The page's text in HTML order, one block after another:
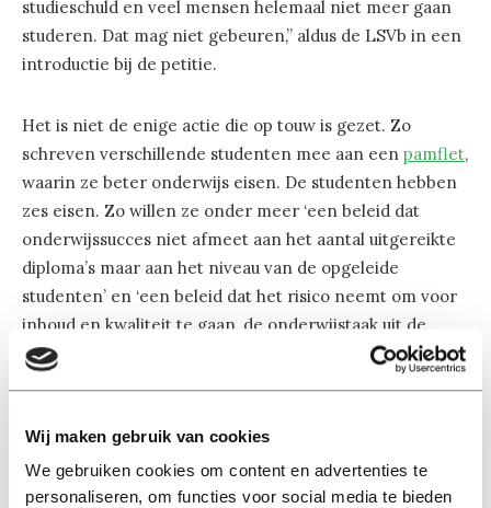
Wij maken gebruik van cookies
We gebruiken cookies om content en advertenties te
personaliseren, om functies voor social media te bieden
studieschuld en veel mensen helemaal niet meer gaan
studeren. Dat mag niet gebeuren,” aldus de LSVb in een
introductie bij de petitie.
Het is niet de enige actie die op touw is gezet. Zo
schreven verschillende studenten mee aan een pamflet,
waarin ze beter onderwijs eisen. De studenten hebben
zes eisen. Zo willen ze onder meer ‘een beleid dat
onderwijssucces niet afmeet aan het aantal uitgereikte
diploma’s maar aan het niveau van de opgeleide
studenten’ en ‘een beleid dat het risico neemt om voor
inhoud en kwaliteit te gaan, de onderwijstaak uit de
marge haalt en weer in het hart plaatst.’
de studiefinanciering wilverruilen